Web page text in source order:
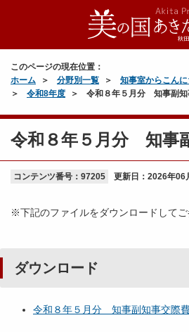
このページの現在位置：
ホーム
分野別一覧 知事室からこん
令和8年度
令和８年５月分 知事副知
令和８年５月分 知事
コンテンツ番号：97205 更新日： 2026年06
※下記のファイルをダウンロードして
ダウンロード
令和８年５月分 知事副知事交際